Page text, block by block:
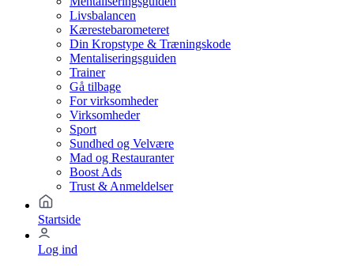
Livsbalancen
Kærestebarometeret
Din Kropstype & Træningskode
Mentaliseringsguiden
Trainer
Gå tilbage
For virksomheder
Virksomheder
Sport
Sundhed og Velvære
Mad og Restauranter
Boost Ads
Trust & Anmeldelser
Startside
Log ind